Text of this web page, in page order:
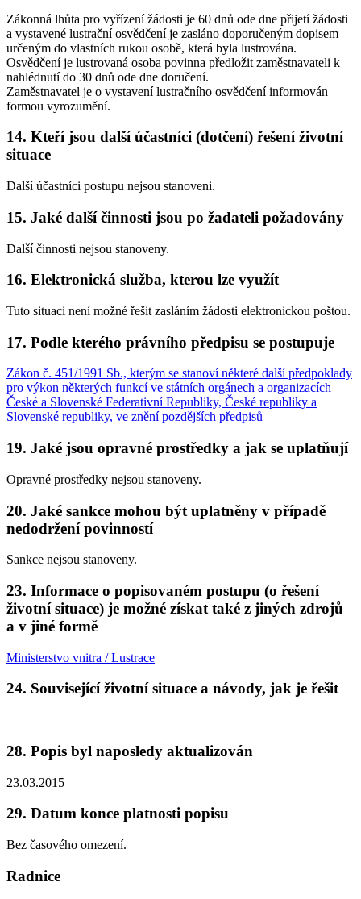
Zákonná lhůta pro vyřízení žádosti je 60 dnů ode dne přijetí žádosti
a vystavené lustrační osvědčení je zasláno doporučeným dopisem
určeným do vlastních rukou osobě, která byla lustrována.
Osvědčení je lustrovaná osoba povinna předložit zaměstnavateli k
nahlédnutí do 30 dnů ode dne doručení.
Zaměstnavatel je o vystavení lustračního osvědčení informován
formou vyrozumění.
14. Kteří jsou další účastníci (dotčení) řešení životní
situace
Další účastníci postupu nejsou stanoveni.
15. Jaké další činnosti jsou po žadateli požadovány
Další činnosti nejsou stanoveny.
16. Elektronická služba, kterou lze využít
Tuto situaci není možné řešit zasláním žádosti elektronickou poštou.
17. Podle kterého právního předpisu se postupuje
Zákon č. 451/1991 Sb., kterým se stanoví některé další předpoklady
pro výkon některých funkcí ve státních orgánech a organizacích
České a Slovenské Federativní Republiky, České republiky a
Slovenské republiky, ve znění pozdějších předpisů
19. Jaké jsou opravné prostředky a jak se uplatňují
Opravné prostředky nejsou stanoveny.
20. Jaké sankce mohou být uplatněny v případě
nedodržení povinností
Sankce nejsou stanoveny.
23. Informace o popisovaném postupu (o řešení
životní situace) je možné získat také z jiných zdrojů
a v jiné formě
Ministerstvo vnitra / Lustrace
24. Související životní situace a návody, jak je řešit
28. Popis byl naposledy aktualizován
23.03.2015
29. Datum konce platnosti popisu
Bez časového omezení.
Radnice